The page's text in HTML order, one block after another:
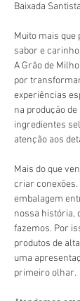
Baixada
Muito mais que
sabor e carinho.
A Grão de
por
experiências
na produção
ingredientes
atenção aos
Mais do que
criar conexões.
embalagem
nossa história,
fazemos. Por
produtos de
uma
primeiro olhar.